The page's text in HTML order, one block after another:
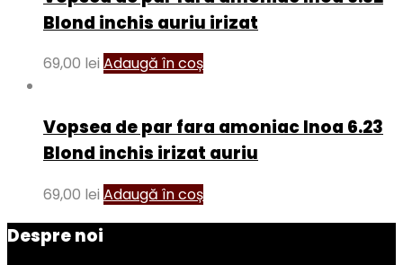
Blond inchis auriu irizat
69,00 lei Adaugă în coș
Vopsea de par fara amoniac Inoa 6.23
Blond inchis irizat auriu
69,00 lei Adaugă în coș
Despre noi